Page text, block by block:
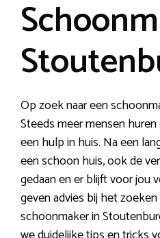
Op zoek naar een
Steeds meer mensen
een hulp in huis. Na een
een schoon huis, ook de
gedaan en er blijft voor jou
geven advies bij het
schoonmaker in